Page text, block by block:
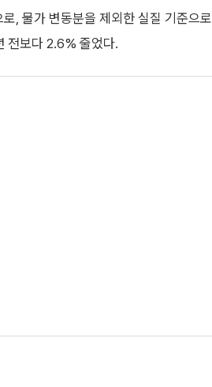
, 물가 변동분을 제외한 실질 기준으로
전보다 2.6% 줄었다.